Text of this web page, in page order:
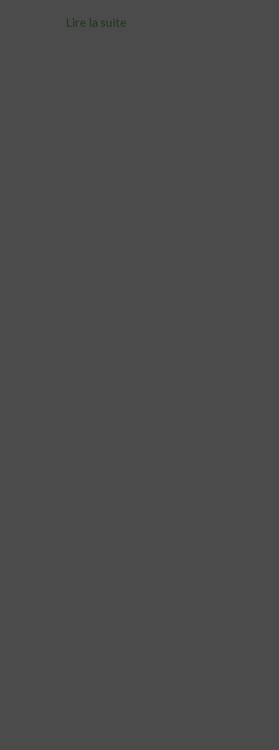
Lire la suite